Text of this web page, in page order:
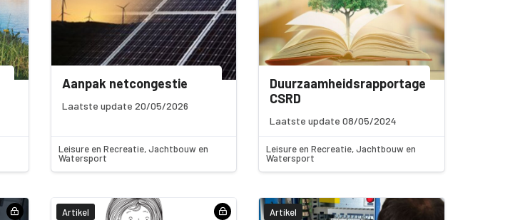
Aanpak netcongestie
Laatste update 20/05/2026
Leisure en Recreatie, Jachtbouw en
Watersport
Duurzaamheidsrapportage
CSRD
Laatste update 08/05/2024
Leisure en Recreatie, Jachtbouw en
Watersport
Artikel Artikel